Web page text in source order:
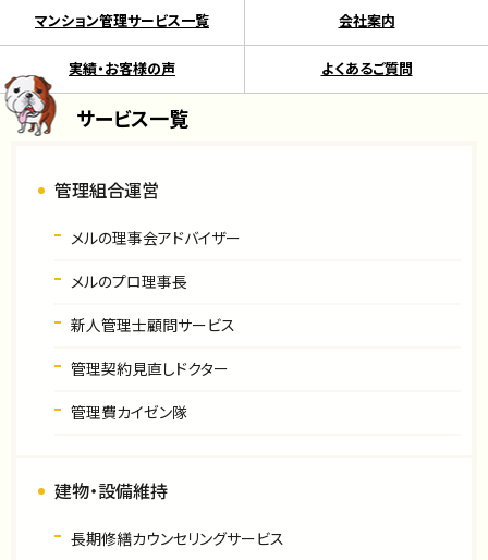
マンション管理サービス一覧 会社案内
実績・お客様の声 よくあるご質問
サービス一覧
管理組合運営
メルの理事会アドバイザー
メルのプロ理事長
新人管理士顧問サービス
管理契約見直しドクター
管理費カイゼン隊
建物・設備維持
長期修繕カウンセリングサービス